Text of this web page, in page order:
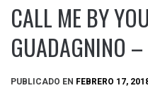
CALL ME BY
GUADAGNINO
PUBLICADO EN FEBRERO 17,